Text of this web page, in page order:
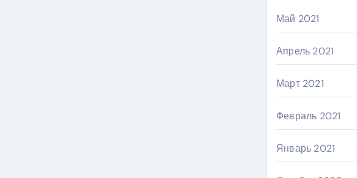
Май 2021
Апрель 2021
Март 2021
Февраль 2021
Январь 2021